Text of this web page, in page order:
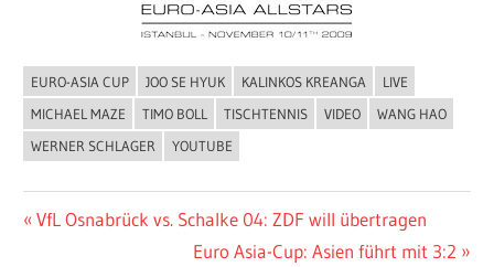
ALLGEMEIN
EURO-ASIA CUP JOO SE HYUK KALINKOS KREANGA
LIVE
MICHAEL MAZE
TIMO BOLL TISCHTENNIS VIDEO
WANG HAO
WERNER SCHLAGER
YOUTUBE
Beitragsnavigation
Vorheriger
VfL Osnabrück vs. Schalke 04: ZDF will übertragen
Nächster
Euro Asia-Cup: Asien führt mit 3:2